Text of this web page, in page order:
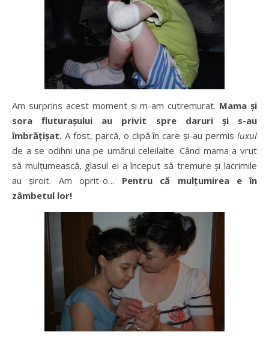
Am surprins acest moment și m-am cutremurat. Mama și
sora fluturașului au privit spre daruri și s-au
îmbrățișat. A fost, parcă, o clipă în care și-au permis luxul
de a se odihni una pe umărul celeilalte. Când mama a vrut
să mulțumească, glasul ei a început să tremure și lacrimile
au șiroit. Am oprit-o… Pentru că mulțumirea e în
zâmbetul lor!